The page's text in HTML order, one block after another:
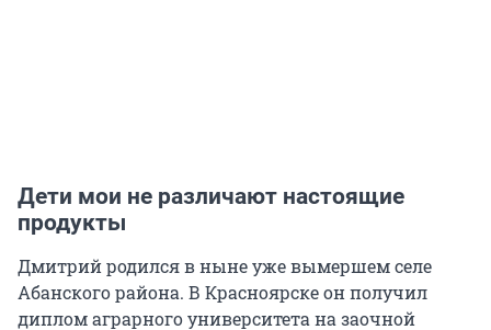
Дети мои не различают настоящие
продукты
Дмитрий родился в ныне уже вымершем селе
Абанского района. В Красноярске он получил
диплом аграрного университета на заочной